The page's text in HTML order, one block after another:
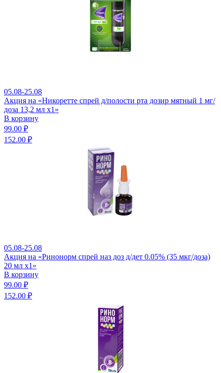
05.08-25.08
Акция на «Никоретте спрей д/полости рта дозир мятный 1 мг/
доза 13,2 мл x1»
В корзину
99.00 ₽
152.00 ₽
05.08-25.08
Акция на «Ринонорм спрей наз доз д/дет 0.05% (35 мкг/доза)
20 мл x1»
В корзину
99.00 ₽
152.00 ₽